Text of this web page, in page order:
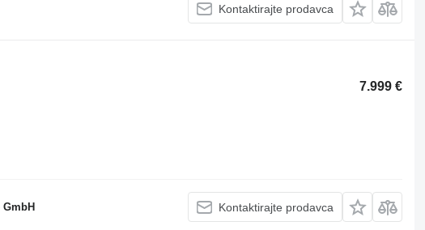
Kontaktirajte prodavca
7.999 €
GmbH Kontaktirajte prodavca